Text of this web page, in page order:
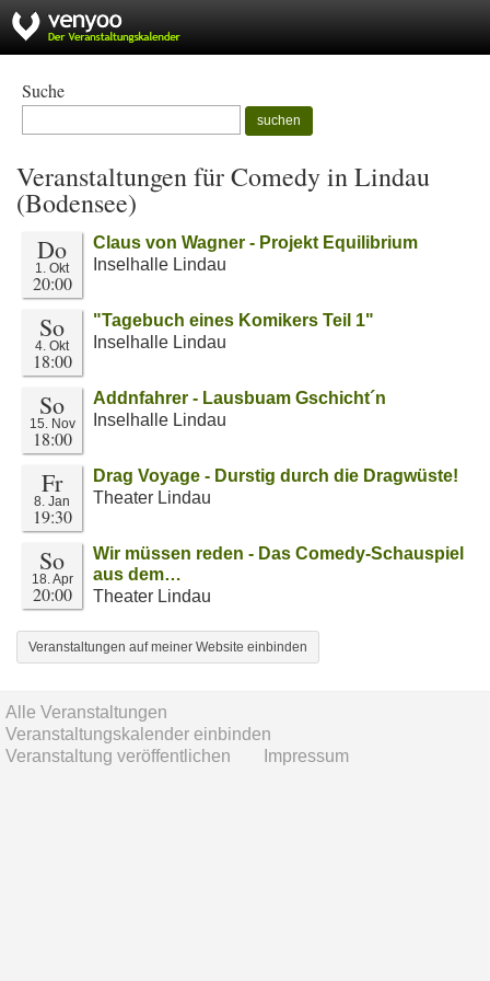
Suche
suchen
Veranstaltungen für Comedy in Lindau
(Bodensee)
Do
1. Okt
20:00
Claus von Wagner - Projekt Equilibrium
Inselhalle Lindau
So
4. Okt
18:00
"Tagebuch eines Komikers Teil 1"
Inselhalle Lindau
So
15. Nov
18:00
Addnfahrer - Lausbuam Gschicht´n
Inselhalle Lindau
Fr
8. Jan
19:30
Drag Voyage - Durstig durch die Dragwüste!
Theater Lindau
So
18. Apr
20:00
Wir müssen reden - Das Comedy-Schauspiel
aus dem…
Theater Lindau
Veranstaltungen auf meiner Website einbinden
Alle Veranstaltungen
Veranstaltungskalender einbinden
Veranstaltung veröffentlichen
Impressum